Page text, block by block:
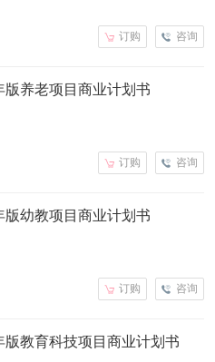
咨询
订购
版养老项目商业计划书
咨询
订购
版幼教项目商业计划书
咨询
订购
版教育科技项目商业计划书